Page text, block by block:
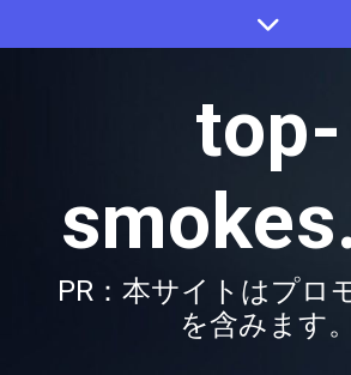
to
top-
PR：本サイトはプロ
を含みます。